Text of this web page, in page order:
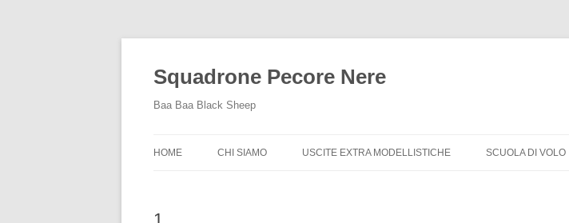
Squadrone Pecore Nere
Baa Baa Black Sheep
al
HOME CHI SIAMO USCITE EXTRA MODELLISTICHE SCUOLA DI VOLO